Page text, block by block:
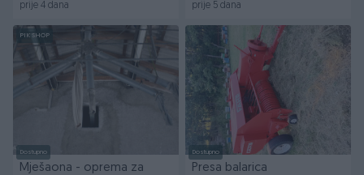
prije 4 dana prije 5 dana
PIK SHOP
Dostupno
Mješaona - oprema za
Dostupno
Presa balarica